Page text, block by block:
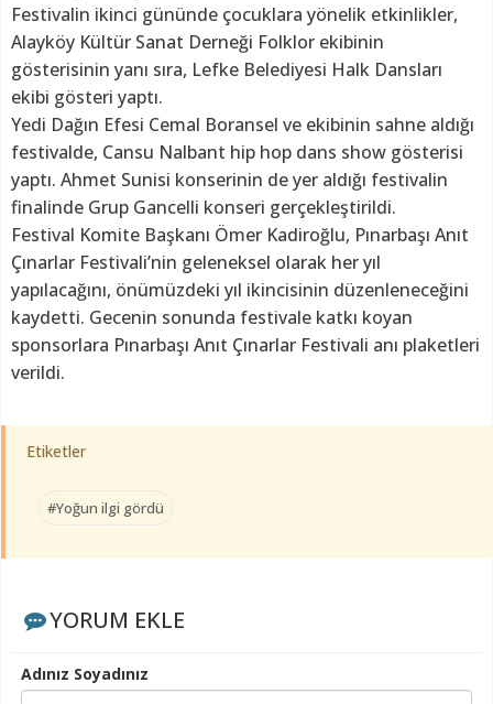
Festivalin ikinci gününde çocuklara yönelik etkinlikler,
Alayköy Kültür Sanat Derneği Folklor ekibinin
gösterisinin yanı sıra, Lefke Belediyesi Halk Dansları
ekibi gösteri yaptı.
Yedi Dağın Efesi Cemal Boransel ve ekibinin sahne aldığı
festivalde, Cansu Nalbant hip hop dans show gösterisi
yaptı. Ahmet Sunisi konserinin de yer aldığı festivalin
finalinde Grup Gancelli konseri gerçekleştirildi.
Festival Komite Başkanı Ömer Kadiroğlu, Pınarbaşı Anıt
Çınarlar Festivali’nin geleneksel olarak her yıl
yapılacağını, önümüzdeki yıl ikincisinin düzenleneceğini
kaydetti. Gecenin sonunda festivale katkı koyan
sponsorlara Pınarbaşı Anıt Çınarlar Festivali anı plaketleri
verildi.
Etiketler
#Yoğun ilgi gördü
YORUM EKLE
Adınız Soyadınız